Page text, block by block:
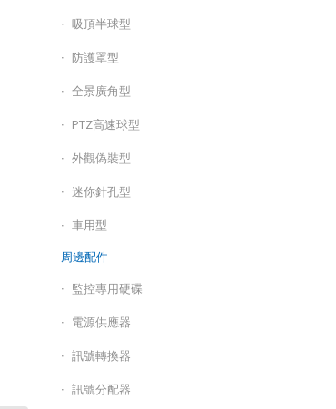
吸頂半球型
防護罩型
全景廣角型
PTZ高速球型
外觀偽裝型
迷你針孔型
車用型
周邊配件
監控專用硬碟
電源供應器
訊號轉換器
訊號分配器